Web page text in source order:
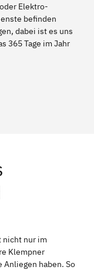
Elektro-
befinden
dabei ist es uns
365 Tage im Jahr
nicht nur im
Klempner
Anliegen haben. So